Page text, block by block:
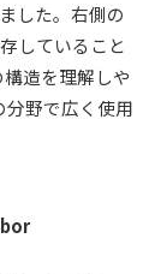
した。右側の
していること
造を理解しや
野で広く使用